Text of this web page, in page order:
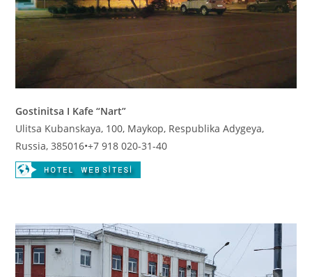
Gostinitsa I Kafe “Nart”
Ulitsa Kubanskaya, 100, Maykop, Respublika Adygeya,
Russia, 385016•+7 918 020-31-40